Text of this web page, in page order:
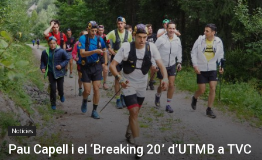
Notícies
Pau Capell i el ‘Breaking 20’ d’UTMB a TVC